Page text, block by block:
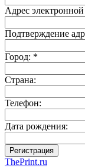
Адрес
Подтверждение
Город: *
Страна:
Телефон:
Дата рождения:
Регистрация
ThePrint.ru